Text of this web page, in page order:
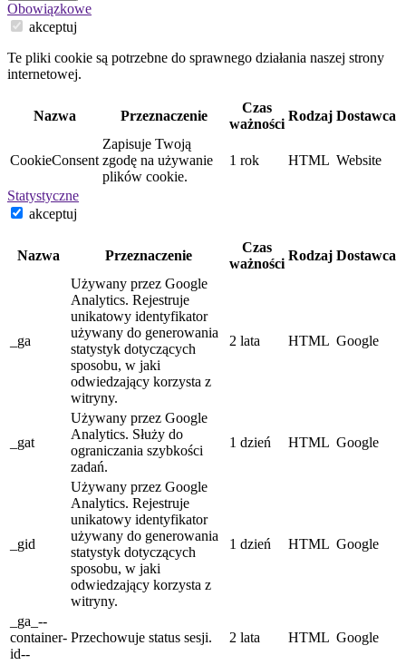
Obowiązkowe
akceptuj
Te pliki cookie są potrzebne do sprawnego działania naszej strony
internetowej.
Nazwa Przeznaczenie
Czas
ważności
Rodzaj Dostawca
CookieConsent
Zapisuje Twoją
zgodę na używanie
plików cookie.
1 rok HTML Website
Statystyczne
akceptuj
Nazwa Przeznaczenie
Czas
ważności
Rodzaj Dostawca
_ga
Używany przez Google
Analytics. Rejestruje
unikatowy identyfikator
używany do generowania
statystyk dotyczących
sposobu, w jaki
odwiedzający korzysta z
witryny.
2 lata HTML Google
_gat
Używany przez Google
Analytics. Służy do
ograniczania szybkości
zadań.
1 dzień HTML Google
_gid
Używany przez Google
Analytics. Rejestruje
unikatowy identyfikator
używany do generowania
statystyk dotyczących
sposobu, w jaki
odwiedzający korzysta z
witryny.
1 dzień HTML Google
_ga_--
container-
id--
Przechowuje status sesji. 2 lata HTML Google